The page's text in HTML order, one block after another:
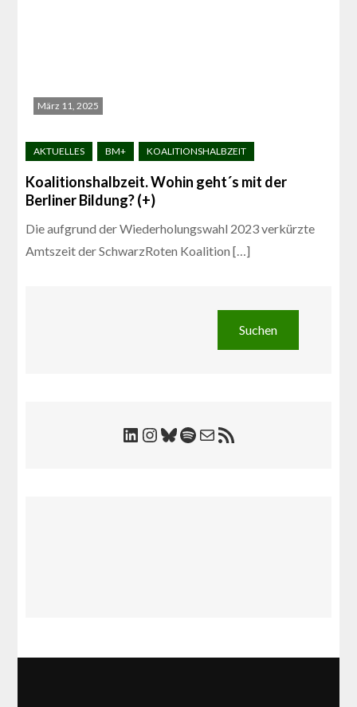
März 11, 2025
Koalitionshalbzeit. Wohin geht´s mit der
Berliner Bildung? (+)
Die aufgrund der Wiederholungswahl 2023 verkürzte
Amtszeit der SchwarzRoten Koalition […]
Suchen
LinkedIn
Instagram
Bluesky
Spotify
E-Mail
RSS-Feed